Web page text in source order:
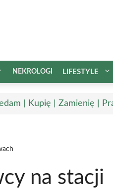
NEKROLOGI LIFESTYLE
| Kupię | Zamienię |
na stacji